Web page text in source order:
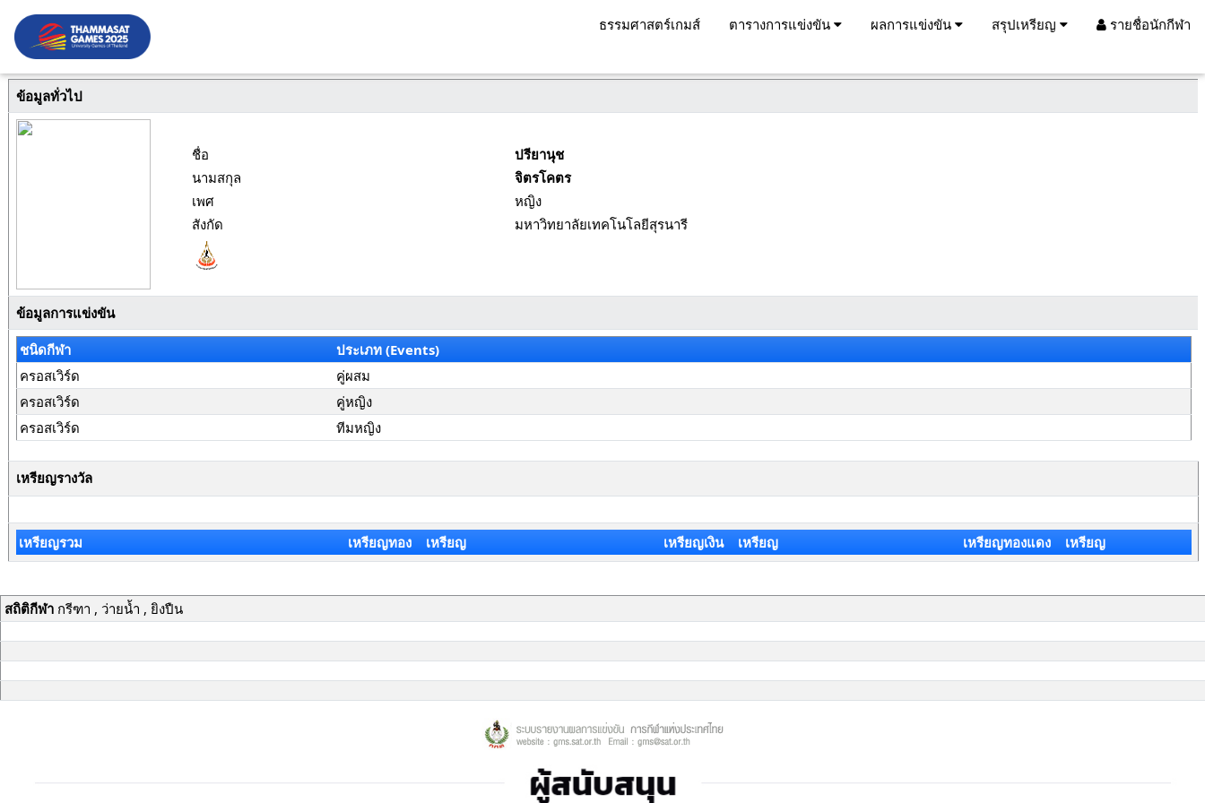
ธรรมศาสตร์เกมส์ ตารางการแข่งขัน ผลการแข่งขัน สรุปเหรียญ รายชื่อนักกีฬา
ข้อมูลทั่วไป
ชื่อ
ปรียานุช
นามสกุล
จิตรโคตร
เพศ
หญิง
สังกัด
มหาวิทยาลัยเทคโนโลยีสุรนารี
ข้อมูลการแข่งขัน
ชนิดกีฬา
ประเภท (Events)
ครอสเวิร์ด
คู่ผสม
ครอสเวิร์ด
คู่หญิง
ครอสเวิร์ด
ทีมหญิง
เหรียญรางวัล
เหรียญรวม เหรียญทอง เหรียญ เหรียญเงิน เหรียญ เหรียญทองแดง เหรียญ
สถิติกีฬากรีฑา , ว่ายน้ำ , ยิงปืน